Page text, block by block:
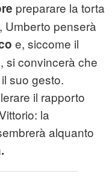
preparare la torta
Umberto penserà
e, siccome il
si convincerà che
suo gesto.
il rapporto
la
alquanto